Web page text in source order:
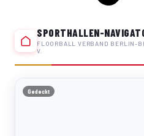
SPORTHALLEN-
FLOORBALL VERBAND BERLIN-
V.
Gedeckt